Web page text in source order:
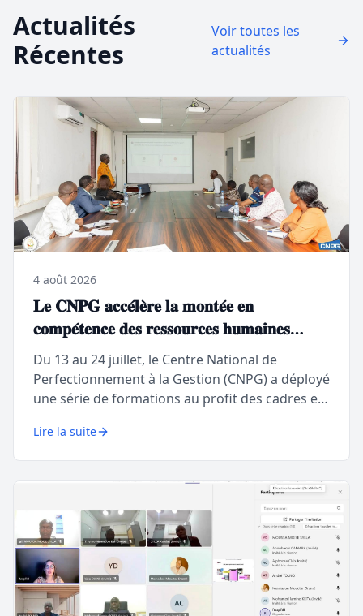
Actualités
Récentes
Voir toutes les
actualités
4 août 2026
𝐋𝐞 𝐂𝐍𝐏𝐆 𝐚𝐜𝐜𝐞́𝐥𝐞̀𝐫𝐞 𝐥𝐚 𝐦𝐨𝐧𝐭𝐞́𝐞 𝐞𝐧
𝐜𝐨𝐦𝐩𝐞́𝐭𝐞𝐧𝐜𝐞 𝐝𝐞𝐬 𝐫𝐞𝐬𝐬𝐨𝐮𝐫𝐜𝐞𝐬 𝐡𝐮𝐦𝐚𝐢𝐧𝐞𝐬
𝐝'𝐄𝐃𝐆
Du 13 au 24 juillet, le Centre National de
Perfectionnement à la Gestion (CNPG) a déployé
une série de formations au profit des cadres et
Lire la suite